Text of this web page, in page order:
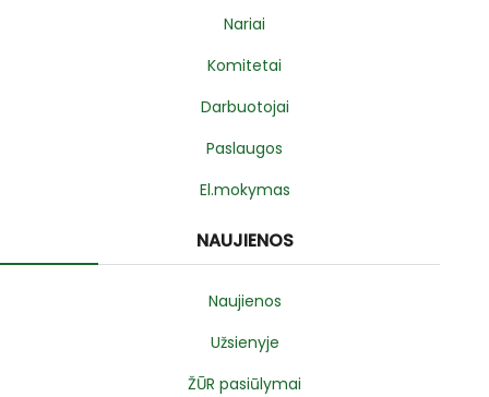
Nariai
Komitetai
Darbuotojai
Paslaugos
El.mokymas
NAUJIENOS
Naujienos
Užsienyje
ŽŪR pasiūlymai